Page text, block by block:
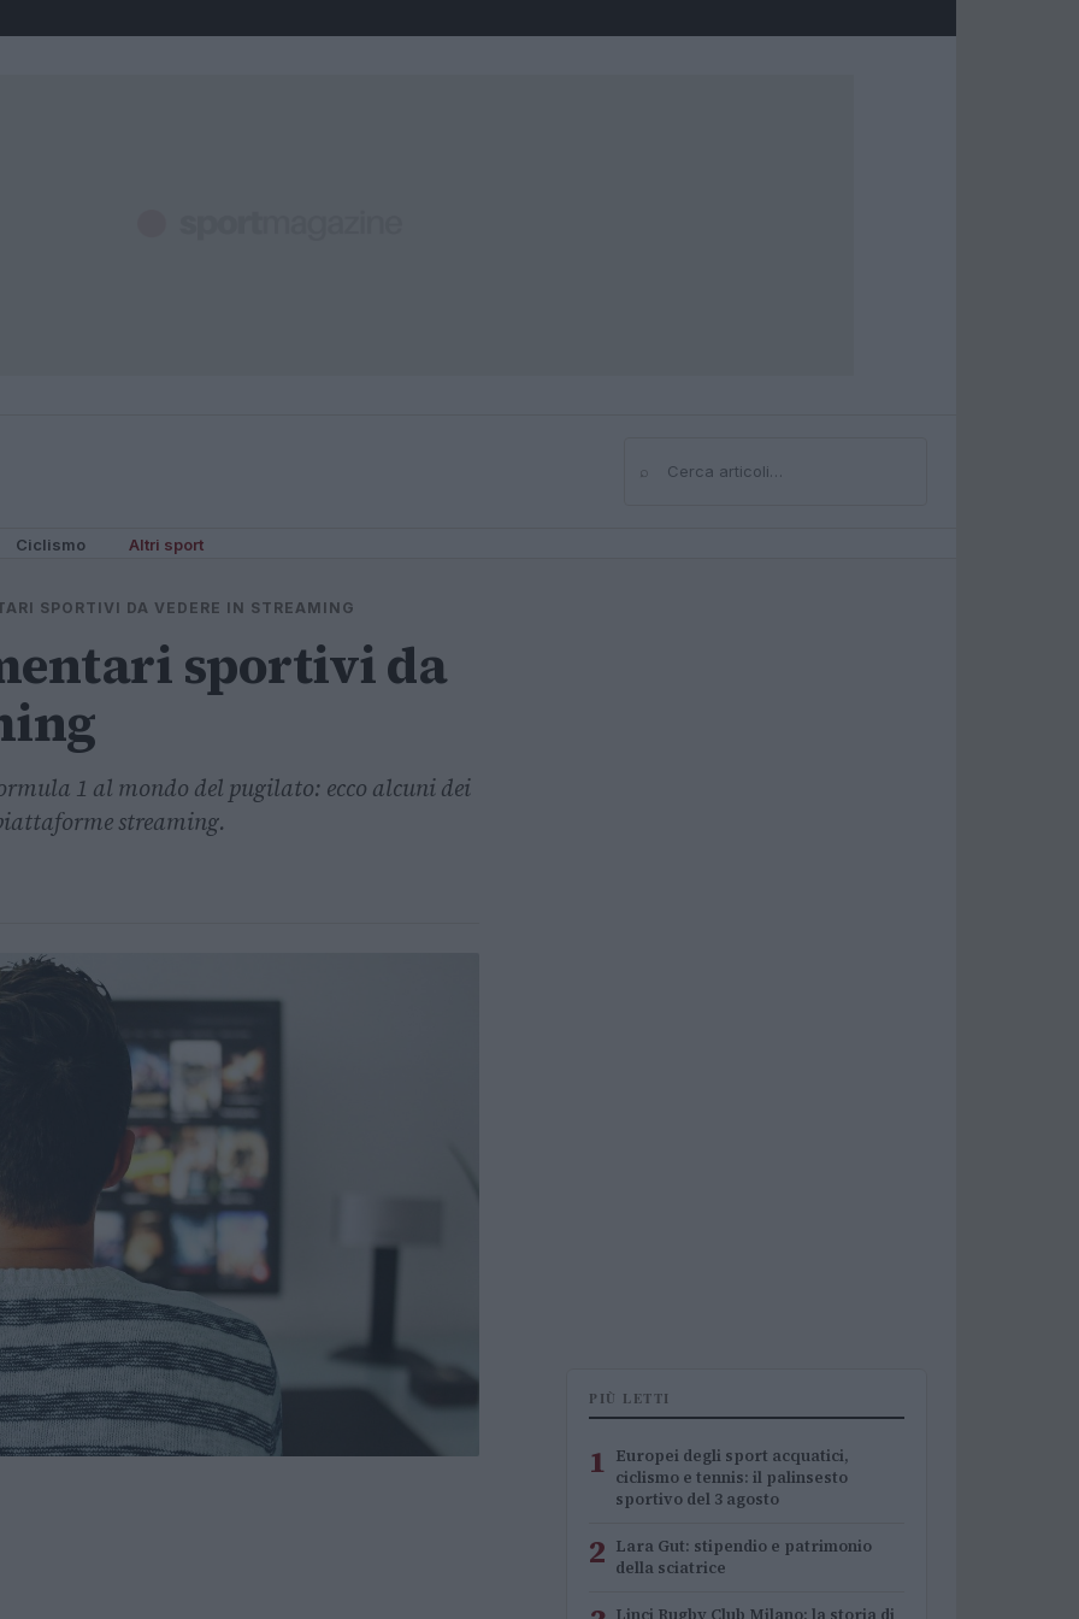
⌕Cerca
Ciclismo Altri sport
SPORTIVI DA VEDERE IN STREAMING
sportivi da
1 al mondo del pugilato: ecco alcuni dei
streaming.
PIÙ LETTI
1 Europei degli sport acquatici,
ciclismo e tennis: il palinsesto
sportivo del 3 agosto
2 Lara Gut: stipendio e patrimonio
della sciatrice
Linci Rugby Club Milano: la storia di